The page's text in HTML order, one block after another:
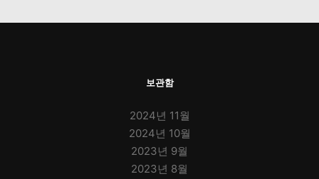
보관함
2024년 11월
2024년 10월
2023년 9월
2023년 8월